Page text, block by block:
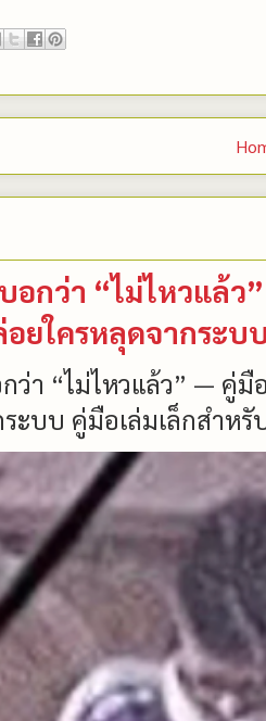
อกว่า “ไม่ไหวแล้
อยใครหลุดจากระบ
ว่า “ไม่ไหวแล้ว” — คู่
ะบบ คู่มือเล่มเล็กสำหรั